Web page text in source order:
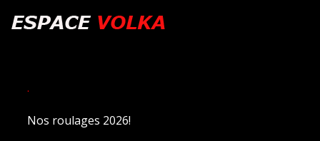
.
Nos roulages 2026!